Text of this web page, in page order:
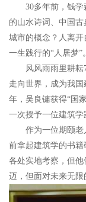
30多年前，钱学
的山水诗词、中国
城市的概念？人离
一生践行的“人居梦”。
风风雨雨里耕耘
走向世界，成为我
年，吴良镛获得“国
一次授予一位建筑学
作为一位期颐老
前拿起建筑学的书
各处实地考察，但
迈，但面对未来无